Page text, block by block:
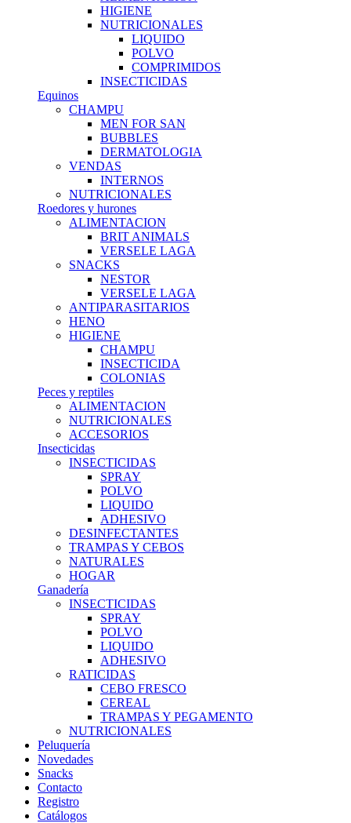
HIGIENE
NUTRICIONALES
LIQUIDO
POLVO
COMPRIMIDOS
INSECTICIDAS
Equinos
CHAMPU
MEN FOR SAN
BUBBLES
DERMATOLOGIA
VENDAS
INTERNOS
NUTRICIONALES
Roedores y hurones
ALIMENTACION
BRIT ANIMALS
VERSELE LAGA
SNACKS
NESTOR
VERSELE LAGA
ANTIPARASITARIOS
HENO
HIGIENE
CHAMPU
INSECTICIDA
COLONIAS
Peces y reptiles
ALIMENTACION
NUTRICIONALES
ACCESORIOS
Insecticidas
INSECTICIDAS
SPRAY
POLVO
LIQUIDO
ADHESIVO
DESINFECTANTES
TRAMPAS Y CEBOS
NATURALES
HOGAR
Ganadería
INSECTICIDAS
SPRAY
POLVO
LIQUIDO
ADHESIVO
RATICIDAS
CEBO FRESCO
CEREAL
TRAMPAS Y PEGAMENTO
NUTRICIONALES
Peluquería
Novedades
Snacks
Contacto
Registro
Catálogos